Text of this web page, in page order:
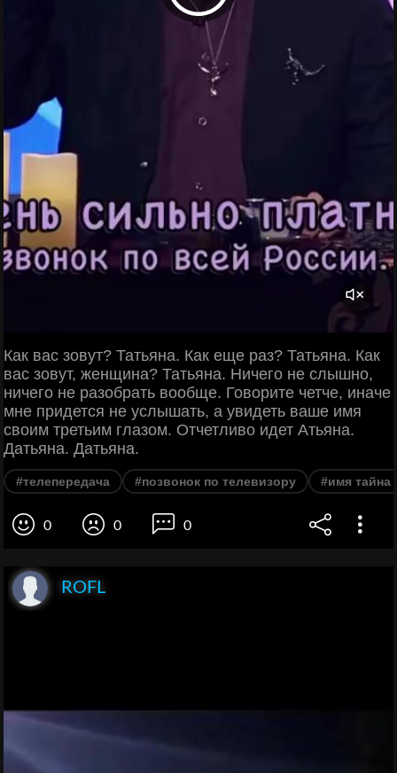
Как вас зовут? Татьяна. Как еще раз? Татьяна. Как
вас зовут, женщина? Татьяна. Ничего не слышно,
ничего не разобрать вообще. Говорите четче, иначе
мне придется не услышать, а увидеть ваше имя
своим третьим глазом. Отчетливо идет Атьяна.
Датьяна. Датьяна.
#телепередача #позвонок по телевизору #имя тайна
0 0 0
ROFL